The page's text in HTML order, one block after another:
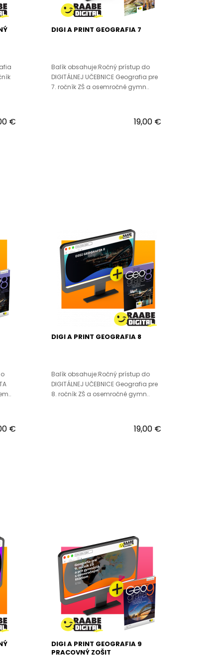
€
DIGI A PRINT GEOGRAFIA 7
Balík obsahuje:Ročný prístup do
DIGITÁLNEJ UČEBNICE Geografia pre
7. ročník ZŠ a osemročné gymn..
19,00 €
€
DIGI A PRINT GEOGRAFIA 8
Balík obsahuje:Ročný prístup do
DIGITÁLNEJ UČEBNICE Geografia pre
8. ročník ZŠ a osemročné gymn..
19,00 €
DIGI A PRINT GEOGRAFIA 9
PRACOVNÝ ZOŠIT